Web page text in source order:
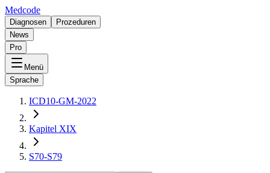
Medcode
Diagnosen
Prozeduren
News
Pro
Menü
Sprache
ICD10-GM-2022
Kapitel XIX
S70-S79